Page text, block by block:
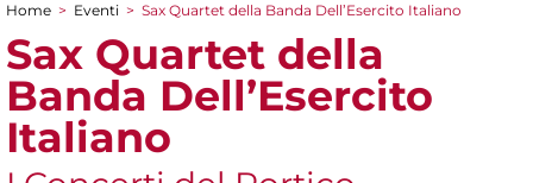
Tu sei qui
Home > Eventi > Sax Quartet della Banda Dell’Esercito Italiano
Sax Quartet della
Banda Dell’Esercito
Italiano